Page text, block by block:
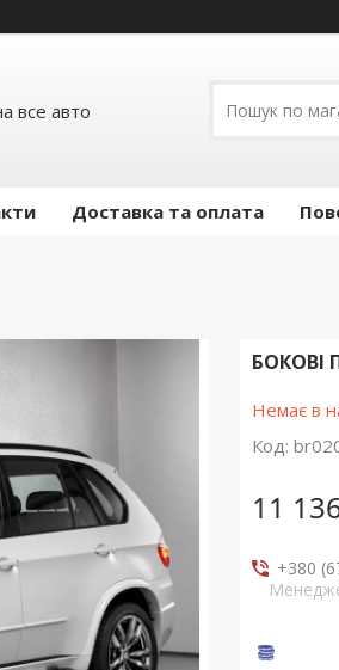
все авто
Доставка та оплата
БОКОВІ
Немає в
Код:
11
+380